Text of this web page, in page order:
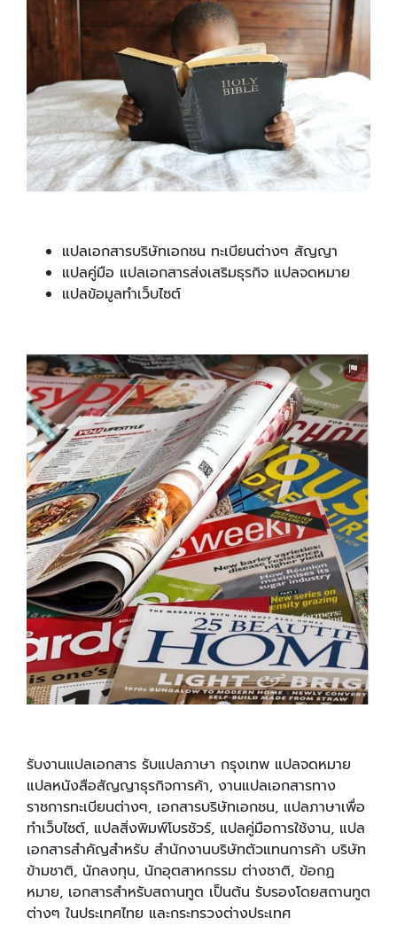
แปลเอกสารบริษัทเอกชน ทะเบียนต่างๆ สัญญา
แปลคู่มือ แปลเอกสารส่งเสริมธุรกิจ แปลจดหมาย
แปลข้อมูลทำเว็บไซต์
รับงานแปลเอกสาร รับแปลภาษา กรุงเทพ แปลจดหมาย
แปลหนังสือสัญญาธุรกิจการค้า, งานแปลเอกสารทาง
ราชการทะเบียนต่างๆ, เอกสารบริษัทเอกชน, แปลภาษาเพื่อ
ทำเว็บไซต์, แปลสิ่งพิมพ์โบรชัวร์, แปลคู่มือการใช้งาน, แปล
เอกสารสำคัญสำหรับ สำนักงานบริษัทตัวแทนการค้า บริษัท
ข้ามชาติ, นักลงทุน, นักอุตสาหกรรม ต่างชาติ, ข้อกฏ
หมาย, เอกสารสำหรับสถานทูต เป็นต้น รับรองโดยสถานทูต
ต่างๆ ในประเทศไทย และกระทรวงต่างประเทศ